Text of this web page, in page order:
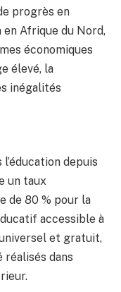
progrès en
Afrique du Nord,
économiques
élevé, la
inégalités
depuis
un taux
de 80 % pour la
accessible à
et gratuit,
dans